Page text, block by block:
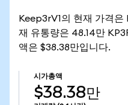
Keep3rV1의 현재 가격은
재 유통량은 48.14만
액은 $38.38만입니다.
시가총액
$38.38만